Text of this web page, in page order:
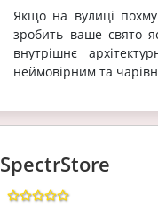
Якщо на вулиці
зробить ваше свято
внутрішнє
неймовірним та
SpectrStore